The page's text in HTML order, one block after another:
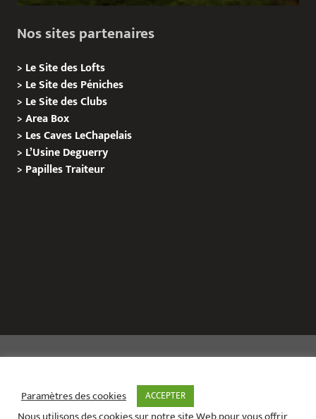
Nos sites partenaires
> Le Site des Lofts
> Le Site des Péniches
> Le Site des Clubs
>Area Box
> Les Caves LeChapelais
> L’Usine Deguerry
> PapillesTraiteur
Le site de l’évènementiel contact :01 42 71 40 79
Paramètres des cookies ACCEPTER